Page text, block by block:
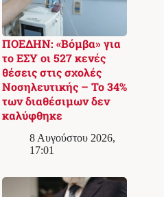
ΠΟΕΔΗΝ: «Βόμβα» για
το ΕΣΥ οι 527 κενές
θέσεις στις σχολές
Νοσηλευτικής – Το 34%
των διαθέσιμων δεν
καλύφθηκε
8 Αυγούστου 2026,
17:01